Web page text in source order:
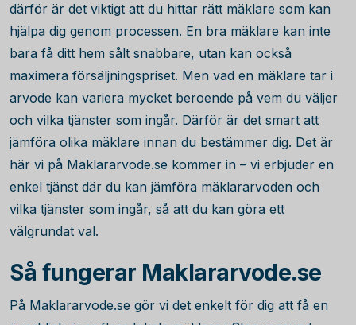
därför är det viktigt att du hittar rätt mäklare som kan
hjälpa dig genom processen. En bra mäklare kan inte
bara få ditt hem sålt snabbare, utan kan också
maximera försäljningspriset. Men vad en mäklare tar i
arvode kan variera mycket beroende på vem du väljer
och vilka tjänster som ingår. Därför är det smart att
jämföra olika mäklare innan du bestämmer dig. Det är
här vi på Maklararvode.se kommer in – vi erbjuder en
enkel tjänst där du kan jämföra mäklararvoden och
vilka tjänster som ingår, så att du kan göra ett
välgrundat val.
Så fungerar Maklararvode.se
På Maklararvode.se gör vi det enkelt för dig att få en